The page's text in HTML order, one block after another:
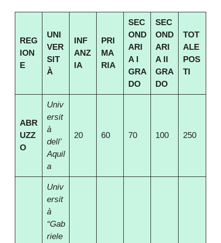
REG
ION
E
UNI
VER
SIT
À
INF
ANZ
IA
PRI
MA
RIA
SEC
OND
ARI
A I
GRA
DO
SEC
OND
ARI
A II
GRA
DO
TOT
ALE
POS
TI
ABR
UZZ
O
Univ
ersit
à
dell’
Aquil
a
20 60 70 100 250
Univ
ersit
à
“Gab
riele